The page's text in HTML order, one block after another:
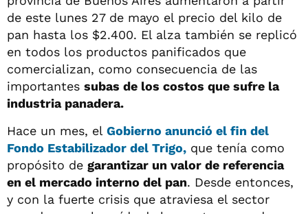
de este lunes 27 de mayo el precio del kilo de
pan hasta los $2.400. El alza también se replicó
en todos los productos panificados que
comercializan, como consecuencia de las
importantes subas de los costos que sufre la
industria panadera.
Hace un mes, el Gobierno anunció el fin del
Fondo Estabilizador del Trigo, que tenía como
propósito de garantizar un valor de referencia
en el mercado interno del pan. Desde entonces,
y con la fuerte crisis que atraviesa el sector